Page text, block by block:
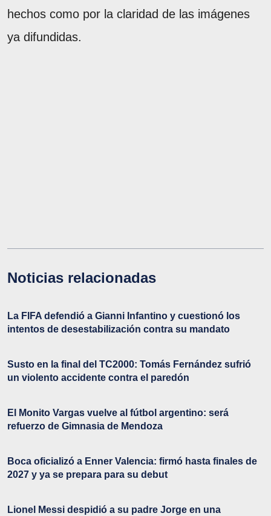
hechos como por la claridad de las imágenes
ya difundidas.
Noticias relacionadas
La FIFA defendió a Gianni Infantino y cuestionó los
intentos de desestabilización contra su mandato
Susto en la final del TC2000: Tomás Fernández sufrió
un violento accidente contra el paredón
El Monito Vargas vuelve al fútbol argentino: será
refuerzo de Gimnasia de Mendoza
Boca oficializó a Enner Valencia: firmó hasta finales de
2027 y ya se prepara para su debut
Lionel Messi despidió a su padre Jorge en una